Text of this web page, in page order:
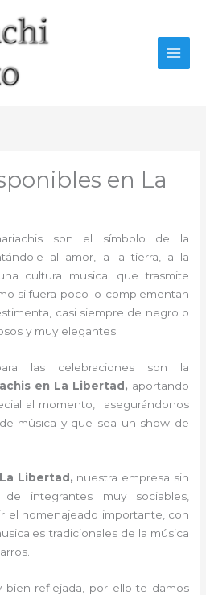
en La
son el símbolo de la
al amor, a la tierra, a la
cultura musical que trasmite
si fuera poco lo complementan
casi siempre de negro o
y muy elegantes.
las celebraciones son la
en La Libertad, aportando
al momento, asegurándonos
música y que sea un show de
Libertad, nuestra empresa sin
integrantes muy sociables,
el homenajeado importante, con
tradicionales de la música
bien reflejada, por ello te damos